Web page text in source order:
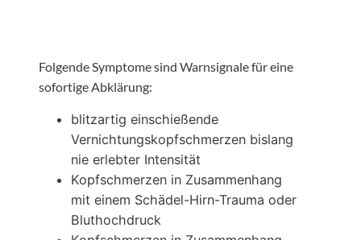
Folgende Symptome sind Warnsignale für eine
sofortige Abklärung:
blitzartig einschießende
Vernichtungskopfschmerzen bislang
nie erlebter Intensität
Kopfschmerzen in Zusammenhang
mit einem Schädel-Hirn-Trauma oder
Bluthochdruck